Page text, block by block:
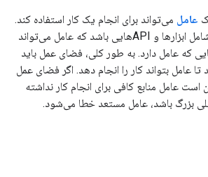
می‌تواند برای انجام یک کار استفاده کند.
فضای عمل ممکن است شامل ابزارها و APIهایی باشد که عامل می‌تواند
که عامل دارد. به طور کلی، فضای عمل باید
عامل بتواند کار را انجام دهد. اگر فضای عمل
عامل منابع کافی برای انجام کار نداشته
بزرگ باشد، عامل مستعد خطا می‌شود.